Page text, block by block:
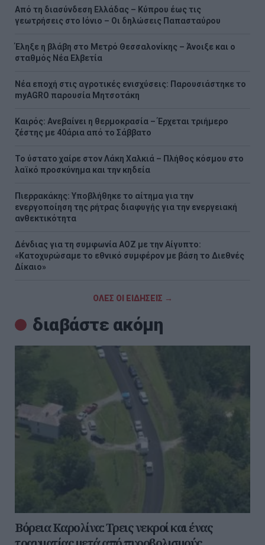
Από τη διασύνδεση Ελλάδας – Κύπρου έως τις
γεωτρήσεις στο Ιόνιο – Οι δηλώσεις Παπασταύρου
Έληξε η βλάβη στο Μετρό Θεσσαλονίκης – Άνοιξε και ο
σταθμός Νέα Ελβετία
Νέα εποχή στις αγροτικές ενισχύσεις: Παρουσιάστηκε το
myAGRO παρουσία Μητσοτάκη
Καιρός: Ανεβαίνει η θερμοκρασία – Έρχεται τριήμερο
ζέστης με 40άρια από το Σάββατο
Το ύστατο χαίρε στον Λάκη Χαλκιά – Πλήθος κόσμου στο
λαϊκό προσκύνημα και την κηδεία
Πιερρακάκης: Υποβλήθηκε το αίτημα για την
ενεργοποίηση της ρήτρας διαφυγής για την ενεργειακή
ανθεκτικότητα
Δένδιας για τη συμφωνία ΑΟΖ με την Αίγυπτο:
«Κατοχυρώσαμε το εθνικό συμφέρον με βάση το Διεθνές
Δίκαιο»
ΟΛΕΣ ΟΙ ΕΙΔΗΣΕΙΣ →
διαβάστε ακόμη
Βόρεια Καρολίνα: Τρεις νεκροί και ένας